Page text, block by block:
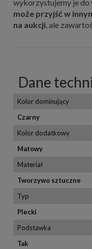
wykorzystujemy je do
może przyjść w
na aukcji, ale
Dane
Kolor dominujący
Czarny
Kolor dodatkowy
Matowy
Materiał
Tworzywo sztuczne
Typ
Plecki
Podstawka
Tak